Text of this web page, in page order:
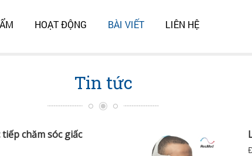
HOẠT ĐỘNG BÀI VIẾT LIÊN HỆ
Tin tức
chăm sóc giấc